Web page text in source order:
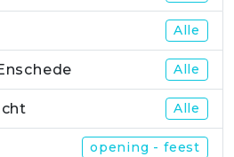
Alle
Alle
Alle
opening - feest